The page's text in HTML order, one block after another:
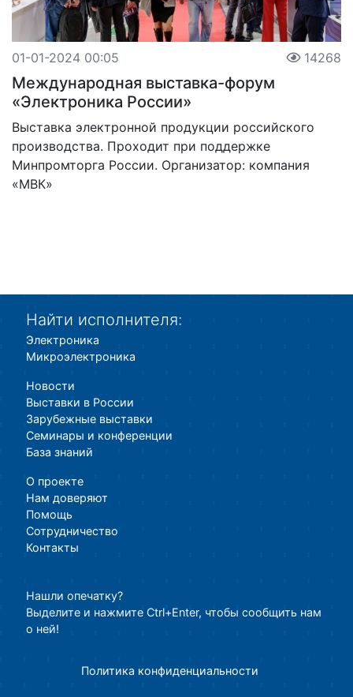
01-01-2024 00:05 14268
Международная выставка-форум
«Электроника России»
Выставка электронной продукции российского
производства. Проходит при поддержке
Минпромторга России. Организатор: компания
«МВК»
Найти исполнителя:
Электроника
Микроэлектроника
Новости
Выставки в России
Зарубежные выставки
Семинары и конференции
База знаний
О проекте
Нам доверяют
Помощь
Сотрудничество
Контакты
Нашли опечатку?
Выделите и нажмите Ctrl+Enter, чтобы сообщить нам
о ней!
Политика конфиденциальности